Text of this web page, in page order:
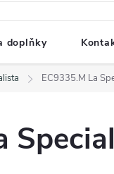
doplňky
EC9335.M La